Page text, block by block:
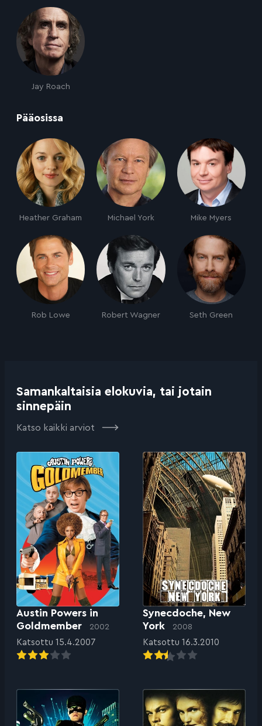
Jay Roach
Pääosissa
Heather Graham Michael York Mike Myers
Rob Lowe Robert Wagner Seth Green
Samankaltaisia elokuvia, tai jotain
sinnepäin
Katso kaikki arviot
Austin Powers in
Goldmember
2002
Katsottu 15.4.2007
Synecdoche, New
York
2008
Katsottu 16.3.2010